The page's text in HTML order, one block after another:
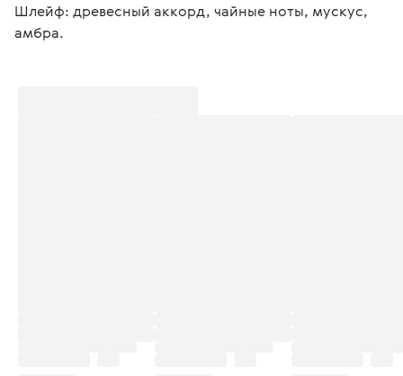
Шлейф: древесный аккорд, чайные ноты, мускус,
амбра.